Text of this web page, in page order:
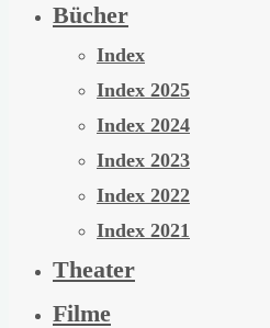
Bücher
Index
Index 2025
Index 2024
Index 2023
Index 2022
Index 2021
Theater
Filme